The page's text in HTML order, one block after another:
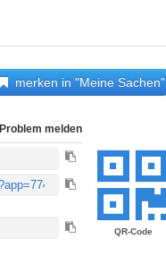
merken in "Meine Sachen"
QR-Code
Problem melden